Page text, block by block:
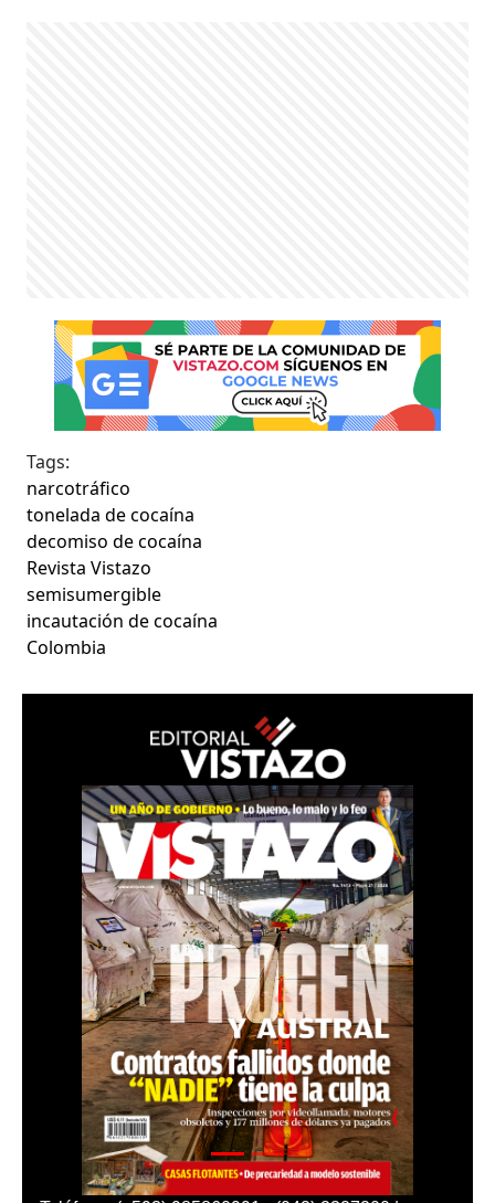
Tags:
narcotráfico
tonelada de cocaína
decomiso de cocaína
Revista Vistazo
semisumergible
incautación de cocaína
Colombia